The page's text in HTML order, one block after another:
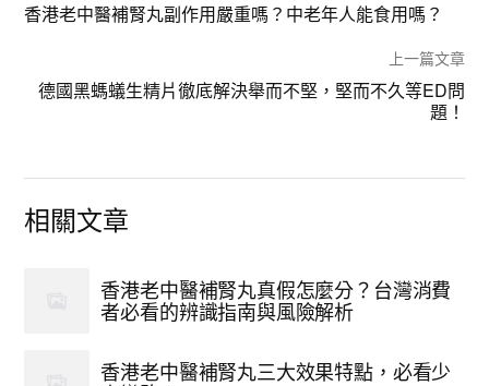
香港老中醫補腎丸副作用嚴重嗎？中老年人能食用嗎？
上一篇文章
德國黑螞蟻生精片徹底解決舉而不堅，堅而不久等ED問
題！
相關文章
香港老中醫補腎丸真假怎麼分？台灣消費
者必看的辨識指南與風險解析
香港老中醫補腎丸三大效果特點，必看少